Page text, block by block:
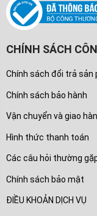
CHÍNH SÁCH
Chính sách đổi trả sản
Chính sách bảo hành
Vận chuyển và giao
Hình thức thanh toán
Các câu hỏi thường
Chính sách bảo mật
ĐIỀU KHOẢN DỊCH VỤ